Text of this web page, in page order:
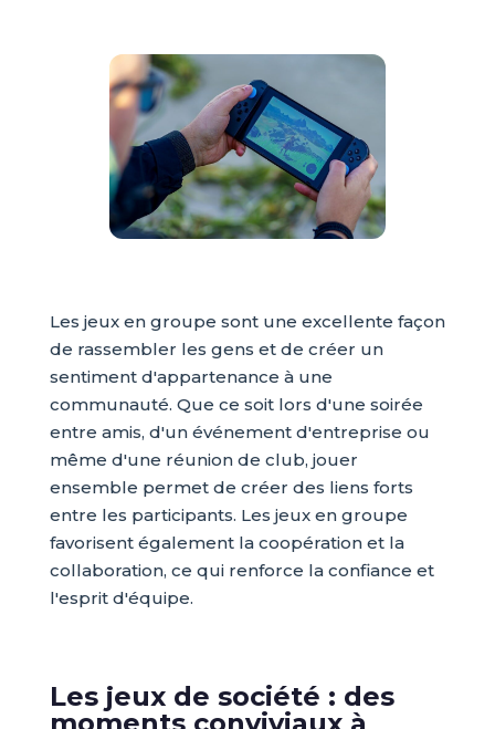
Les jeux en groupe sont une excellente façon
de rassembler les gens et de créer un
sentiment d'appartenance à une
communauté. Que ce soit lors d'une soirée
entre amis, d'un événement d'entreprise ou
même d'une réunion de club, jouer
ensemble permet de créer des liens forts
entre les participants. Les jeux en groupe
favorisent également la coopération et la
collaboration, ce qui renforce la confiance et
l'esprit d'équipe.
Les jeux de société : des